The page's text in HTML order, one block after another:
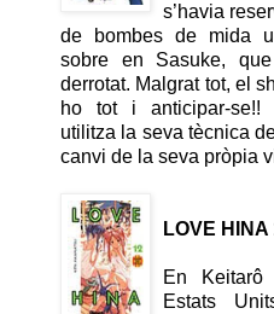
s’havia
de bombes de mida
sobre en Sasuke,
derrotat. Malgrat tot, el
ho tot i anticipar-se!!
utilitza la seva tècnica
canvi de la seva pròpia
LOVE HINA
En
Estats